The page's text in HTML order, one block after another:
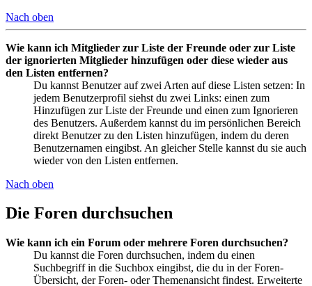
Nach oben
Wie kann ich Mitglieder zur Liste der Freunde oder zur Liste
der ignorierten Mitglieder hinzufügen oder diese wieder aus
den Listen entfernen?
Du kannst Benutzer auf zwei Arten auf diese Listen setzen: In
jedem Benutzerprofil siehst du zwei Links: einen zum
Hinzufügen zur Liste der Freunde und einen zum Ignorieren
des Benutzers. Außerdem kannst du im persönlichen Bereich
direkt Benutzer zu den Listen hinzufügen, indem du deren
Benutzernamen eingibst. An gleicher Stelle kannst du sie auch
wieder von den Listen entfernen.
Nach oben
Die Foren durchsuchen
Wie kann ich ein Forum oder mehrere Foren durchsuchen?
Du kannst die Foren durchsuchen, indem du einen
Suchbegriff in die Suchbox eingibst, die du in der Foren-
Übersicht, der Foren- oder Themenansicht findest. Erweiterte